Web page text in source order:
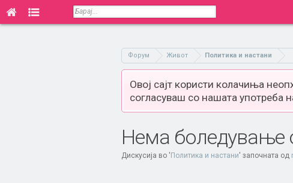
Форум Живот Политика и настани
Овој сајт користи колачиња
согласуваш со нашата употреба
Нема боледување
Дискусија во ' Политика и настани' започната од